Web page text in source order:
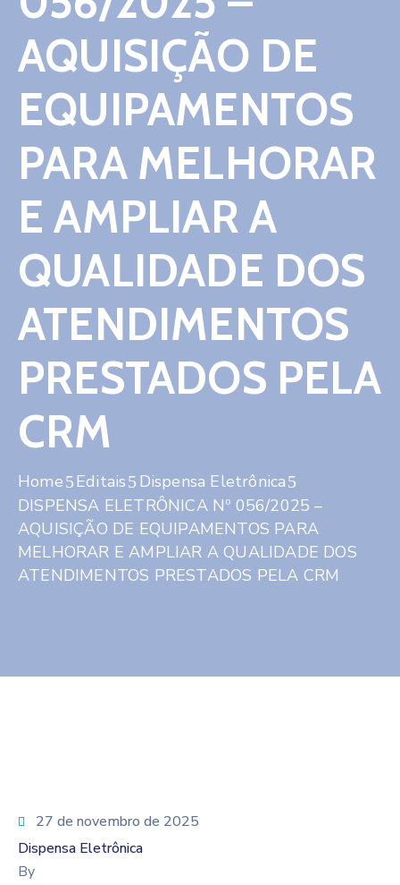
AQUISIÇÃO DE
EQUIPAMENTOS
PARA MELHORAR
E AMPLIAR A
QUALIDADE DOS
ATENDIMENTOS
PRESTADOS PELA
CRM
Home Editais
Dispensa Eletrônica
DISPENSA ELETRÔNICA Nº 056/2025 –
AQUISIÇÃO DE EQUIPAMENTOS PARA
MELHORAR E AMPLIAR A QUALIDADE DOS
ATENDIMENTOS PRESTADOS PELA CRM
27 de novembro de 2025
Dispensa Eletrônica
By